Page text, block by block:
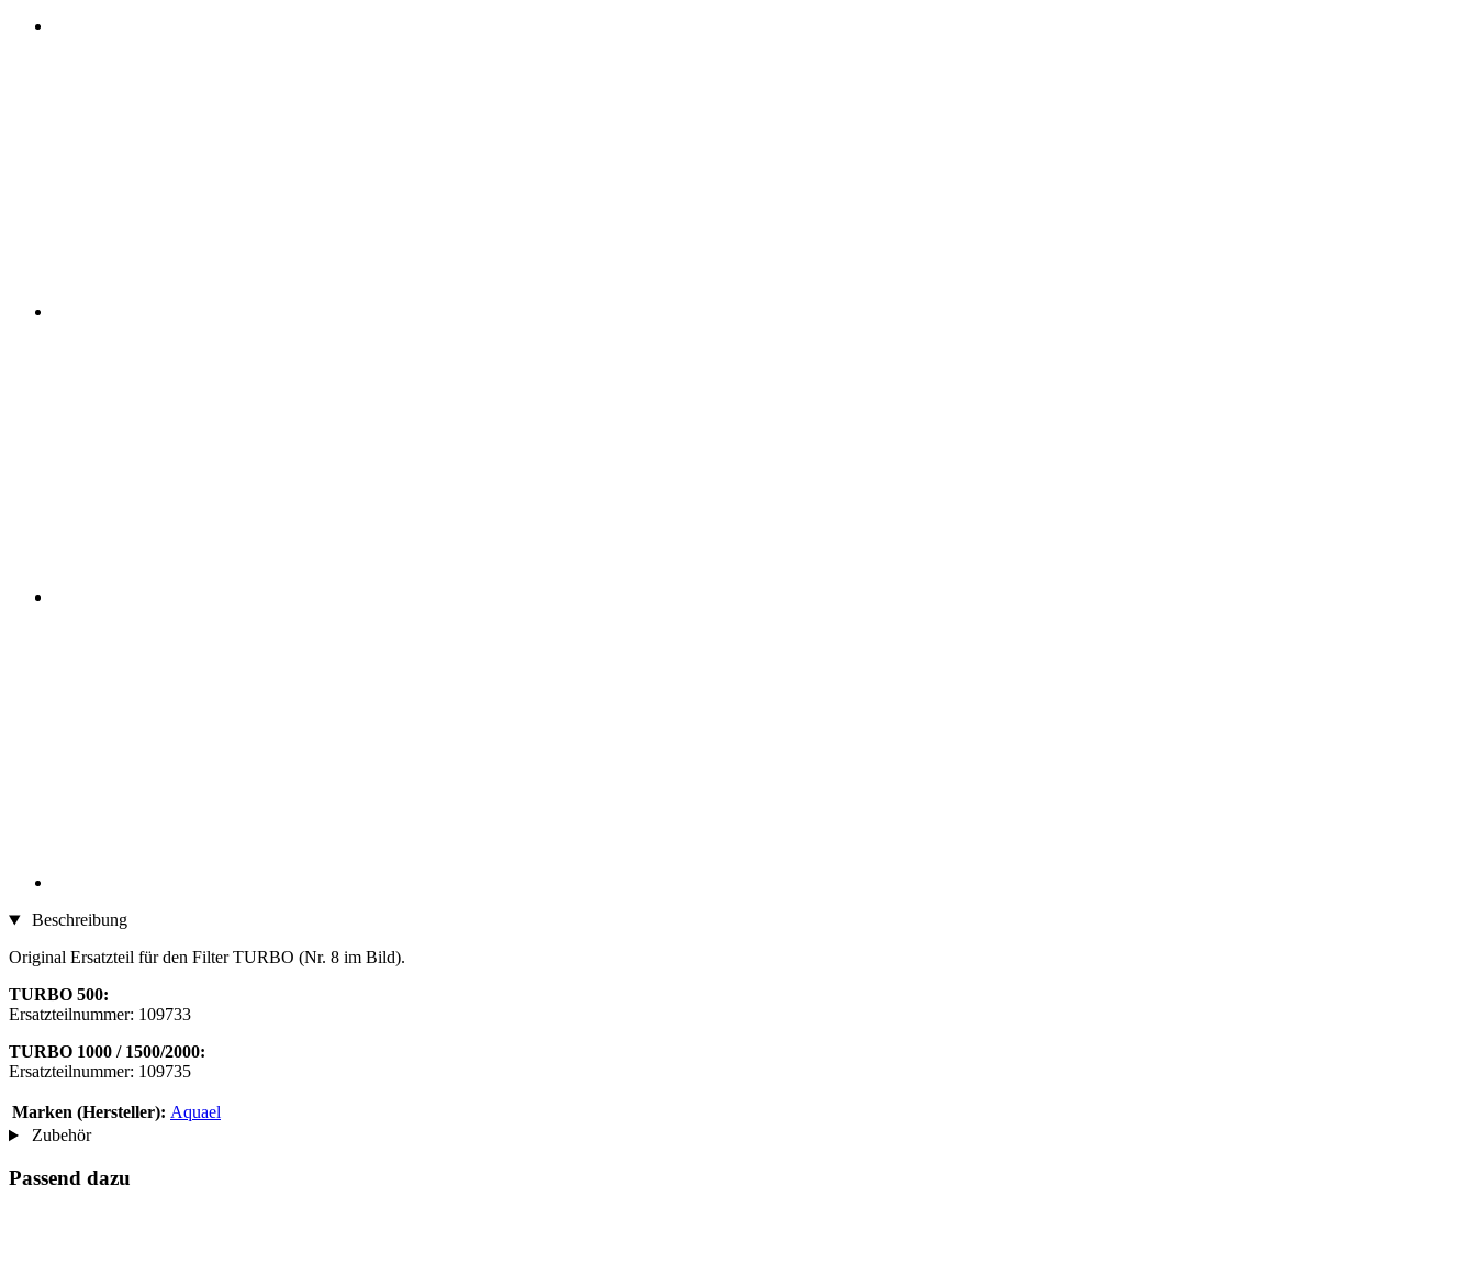
Beschreibung
Original Ersatzteil für den Filter TURBO (Nr. 8 im Bild).
TURBO 500:
Ersatzteilnummer: 109733
TURBO 1000 / 1500/2000:
Ersatzteilnummer: 109735
Marken (Hersteller): Aquael
Zubehör
Passend dazu